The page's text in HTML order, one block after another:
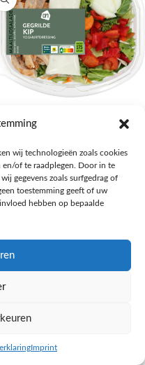
wij technologieën zoals cookies
of te raadplegen. Door in te
gegevens zoals surfgedrag of
toestemming geeft of uw
hebben op bepaalde
Imprint
Salades,Pizza, Maaltijden
€3,39
NAAR AH